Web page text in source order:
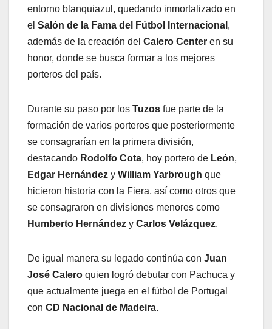
entorno blanquiazul, quedando inmortalizado en
el Salón de la Fama del Fútbol Internacional ,
además de la creación del Calero Center en su
honor, donde se busca formar a los mejores
porteros del país.
Durante su paso por los Tuzos fue parte de la
formación de varios porteros que posteriormente
se consagrarían en la primera división,
destacando Rodolfo Cota, hoy portero de León,
Edgar Hernández y William Yarbrough que
hicieron historia con la Fiera, así como otros que
se consagraron en divisiones menores como
Humberto Hernández y Carlos Velázquez.
De igual manera su legado continúa con Juan
José Calero quien logró debutar con Pachuca y
que actualmente juega en el fútbol de Portugal
con CD Nacional de Madeira.